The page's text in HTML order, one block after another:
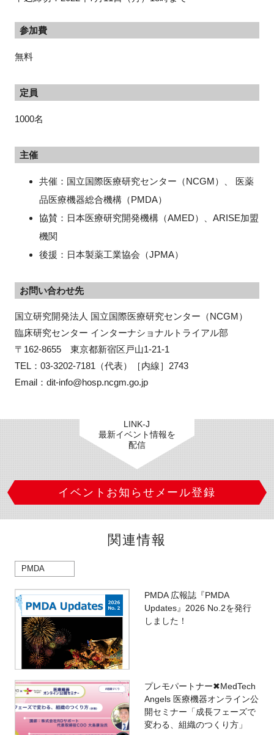
参加費
無料
定員
1000名
主催
共催：国立国際医療研究センター（NCGM）、 医薬
品医療機器総合機構（PMDA）
協賛：日本医療研究開発機構（AMED）、ARISE加盟
機関
後援：日本製薬工業協会（JPMA）
お問い合わせ先
国立研究開発法人 国立国際医療研究センター（NCGM）
臨床研究センター インターナショナルトライアル部
〒162-8655　東京都新宿区戸山1-21-1
TEL：03-3202-7181（代表）［内線］2743
Email：dit-info@hosp.ncgm.go.jp
LINK-J
最新イベント情報を
配信
イベントお知らせメール登録
関連情報
PMDA
PMDA 広報誌『PMDA
Updates』2026 No.2を発行
しました！
プレモパートナー✖MedTech
Angels 医療機器オンライン公
開セミナー「成長フェーズで
変わる、組織のつくり方」